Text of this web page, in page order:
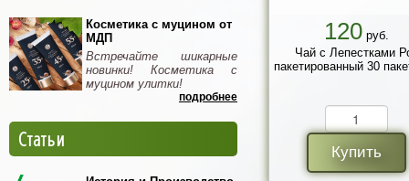
Косметика с муцином от
МДП
Встречайте шикарные
новинки! Косметика с
муцином улитки!
подробнее
Статьи
120руб.
Чай с Лепестками
пакетированный 30
Купить